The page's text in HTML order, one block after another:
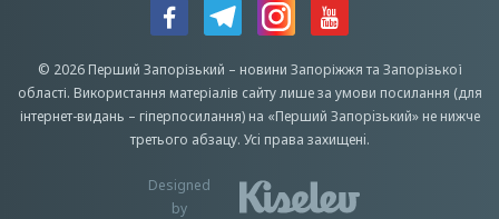
© 2026 Перший Запорізький – новини Запоріжжята Запорізької
області. Використання матеріалів сайту лише за умови посилання (для
інтернет-видань – гіперпосилання) на «Перший Запорiзький» не нижче
третього абзацу. Усi права захищенi.
Designed
by